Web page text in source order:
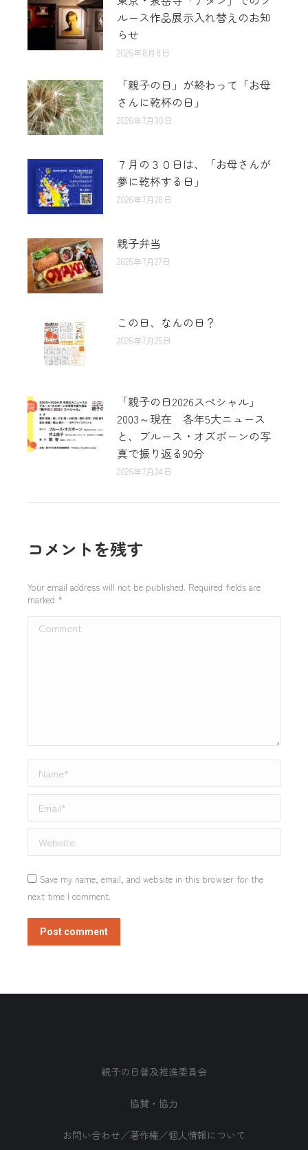
ルース作品展示入れ替えのお知
らせ
2026年8月8日
「親子の日」が終わって「お母
さんに乾杯の日」
2026年7月30日
７月の３０日は、「お母さんが
夢に乾杯する日」
2026年7月28日
親子弁当
2026年7月27日
この日、なんの日？
2026年7月25日
「親子の日2026スペシャル」
2003～現在 各年5大ニュース
と、ブルース・オズボーンの写
真で振り返る90分
2026年7月24日
コメントを残す
Your email address will not be published. Required fields are
marked *
Comment
Name *
Email *
Website
Save my name, email, and website in this browser for the
next time I comment.
Post comment
親子の日普及推進委員会
協賛・協力
お問い合わせ／著作権／個人情報について